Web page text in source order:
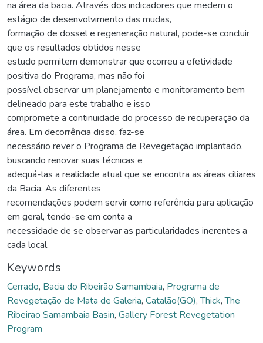
na área da bacia. Através dos indicadores que medem o
estágio de desenvolvimento das mudas,
formação de dossel e regeneração natural, pode-se concluir
que os resultados obtidos nesse
estudo permitem demonstrar que ocorreu a efetividade
positiva do Programa, mas não foi
possível observar um planejamento e monitoramento bem
delineado para este trabalho e isso
compromete a continuidade do processo de recuperação da
área. Em decorrência disso, faz-se
necessário rever o Programa de Revegetação implantado,
buscando renovar suas técnicas e
adequá-las a realidade atual que se encontra as áreas ciliares
da Bacia. As diferentes
recomendações podem servir como referência para aplicação
em geral, tendo-se em conta a
necessidade de se observar as particularidades inerentes a
cada local.
Keywords
Cerrado, Bacia do Ribeirão Samambaia, Programa de
Revegetação de Mata de Galeria, Catalão(GO),Thick,The
Ribeirao Samambaia Basin, Gallery Forest Revegetation
Program